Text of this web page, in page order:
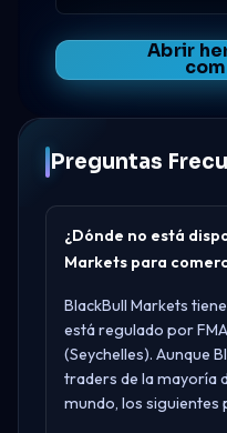
Abrir
Preguntas
¿Dónde no está
Markets para
BlackBull Markets
está regulado por
(Seychelles). Aunque
traders de la mayoría
mundo, los siguientes